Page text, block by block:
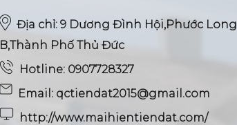
Địa chỉ: 9 Dương Đình Hội,Phước Long
B,Thành Phố Thủ Đức
Hotline: 0907728327
Email: qctiendat2015@gmail.com
http://www.maihientiendat.com/